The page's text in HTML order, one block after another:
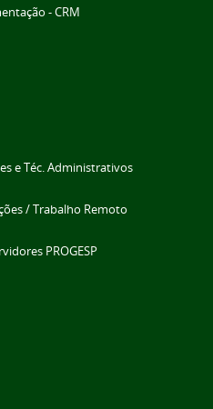
- CRM
e Téc. Administrativos
/ Trabalho Remoto
PROGESP